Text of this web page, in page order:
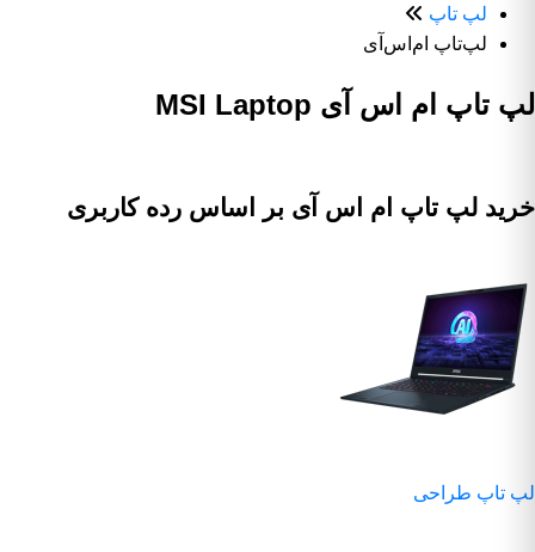
لپ تاپ
لپ‌تاپ ام‌اس‌آی
لپ تاپ ام اس آی MSI Laptop
خرید لپ تاپ ام اس آی بر اساس رده کاربری
لپ تاپ طراحی